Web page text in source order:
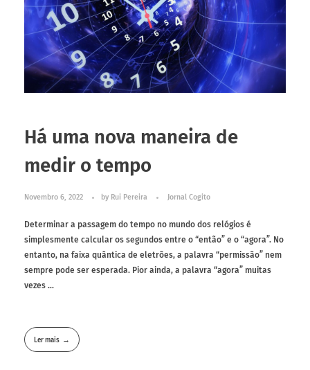
Há uma nova maneira de
medir o tempo
Novembro 6, 2022 by Rui Pereira Jornal Cogito
Determinar a passagem do tempo no mundo dos relógios é
simplesmente calcular os segundos entre o “então” e o “agora”. No
entanto, na faixa quântica de eletrões, a palavra “permissão” nem
sempre pode ser esperada. Pior ainda, a palavra “agora” muitas
vezes ...
Ler mais